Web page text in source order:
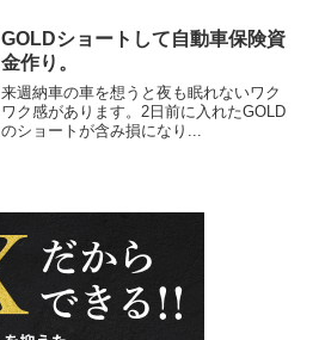
GOLDショートして自動車保険資
金作り。
来週納車の車を想うと夜も眠れないワク
ワク感があります。2日前に入れたGOLD
のショートが含み損になり...